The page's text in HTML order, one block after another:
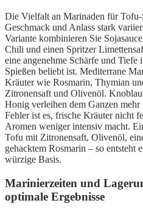
Die Vielfalt an Marinaden für Tofu-
Geschmack und Anlass stark
Variante kombinieren Sie
Chili und einen Spritzer
eine angenehme Schärfe und
Spießen beliebt ist. Mediterrane
Kräuter wie Rosmarin, Thymian
Zitronensaft und Olivenöl.
Honig verleihen dem Ganzen
Fehler ist es, frische Kräuter nicht
Aromen weniger intensiv macht.
Tofu mit Zitronensaft, Olivenöl,
gehacktem Rosmarin – so entsteht
würzige Basis.
Marinierzeiten und
optimale Ergebnisse